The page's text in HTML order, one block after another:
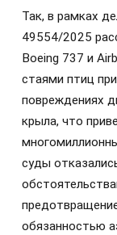
Так, в рамках
49554/2025
Boeing 737 и
стаями птиц
повреждениях
крыла, что
суды
обязанностью